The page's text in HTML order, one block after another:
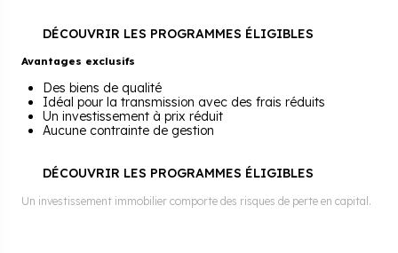
DÉCOUVRIR LES PROGRAMMES ÉLIGIBLES
Avantages exclusifs
Des biens de qualité
Idéal pour la transmission avec des frais réduits
Un investissement à prix réduit
Aucune contrainte de gestion
DÉCOUVRIR LES PROGRAMMES ÉLIGIBLES
Un investissement immobilier comporte des risques de perte en capital.